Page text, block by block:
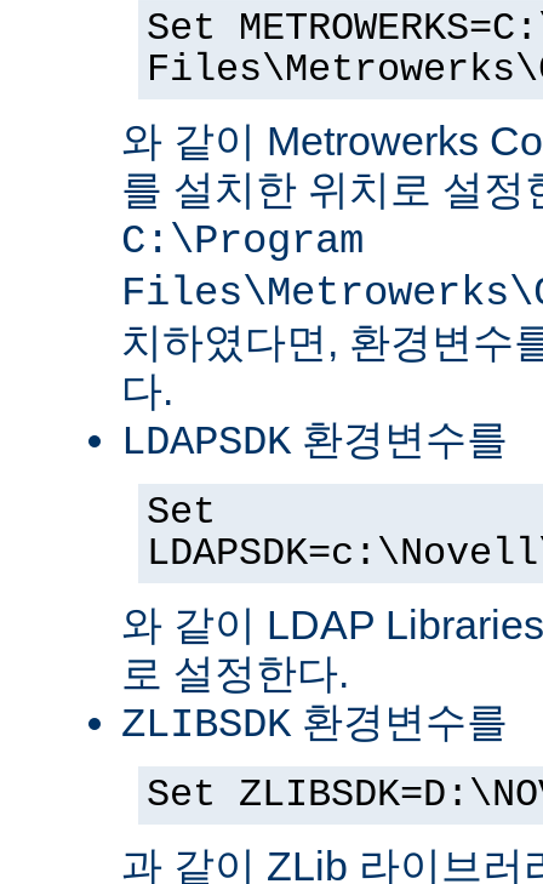
Set
와 같이 Metrowerks
를 설치한 위치로 설정
C:\Program
치하였다면, 환경변수
다.
LDAPSDK 환경변수를
Set
와 같이 LDAP
로 설정한다.
ZLIBSDK 환경변수를
Set
과 같이 ZLib 라이브러